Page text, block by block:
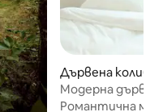
Дървена колиба
end
Модерна
открито във
Романтична